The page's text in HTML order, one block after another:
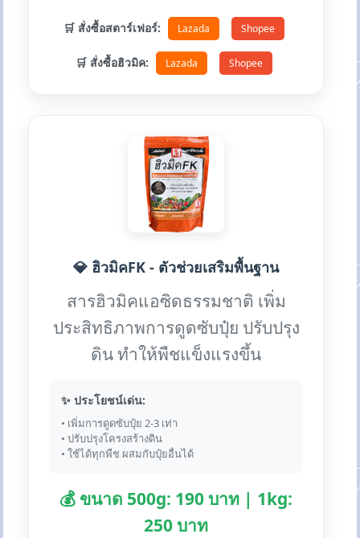
🛒 สั่งซื้อสตาร์เฟอร์: Lazada Shopee
🛒 สั่งซื้อฮิวมิค: Lazada Shopee
💎 ฮิวมิคFK - ตัวช่วยเสริมพื้นฐาน
สารฮิวมิคแอซิดธรรมชาติ เพิ่ม
ประสิทธิภาพการดูดซับปุ๋ย ปรับปรุง
ดิน ทำให้พืชแข็งแรงขึ้น
✨ ประโยชน์เด่น:
• เพิ่มการดูดซับปุ๋ย 2-3 เท่า
• ปรับปรุงโครงสร้างดิน
• ใช้ได้ทุกพืช ผสมกับปุ๋ยอื่นได้
💰 ขนาด 500g: 190 บาท | 1kg:
250 บาท